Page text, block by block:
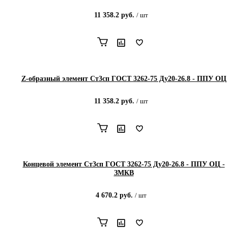
11 358.2 руб. / шт
Z-образный элемент Ст3сп ГОСТ 3262-75 Ду20-26.8 - ППУ ОЦ
11 358.2 руб. / шт
Концевой элемент Ст3сп ГОСТ 3262-75 Ду20-26.8 - ППУ ОЦ -
ЗМКВ
4 670.2 руб. / шт